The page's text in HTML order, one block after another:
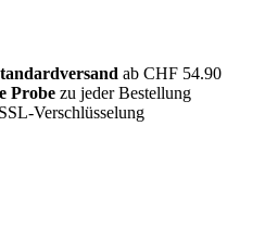
ab CHF 54.90
Probe zu jeder Bestellung
Verschlüsselung